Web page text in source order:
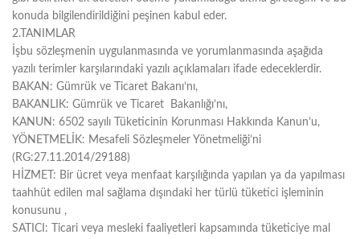
Pestiller
Kozmetik
Gordion
Çikolata
Sargılı
Çikolatalar
Special
Çikolatalar
konuda bilgilendirildiğini peşinen kabul eder.
2.TANIMLAR
İşbu sözleşmenin uygulanmasında ve yorumlanmasında aşağıda
yazılı terimler karşılarındaki yazılı açıklamaları ifade edeceklerdir.
BAKAN : Gümrük ve Ticaret Bakanı’nı,
BAKANLIK: Gümrük ve Ticaret Bakanlığı’nı,
KANUN : 6502 sayılı Tüketicinin Korunması Hakkında Kanun’u,
YÖNETMELİK: Mesafeli Sözleşmeler Yönetmeliği’ni
(RG:27.11.2014/29188)
HİZMET : Bir ücret veya menfaat karşılığında yapılan ya da yapılması
taahhüt edilen mal sağlama dışındaki her türlü tüketici işleminin
konusunu ,
SATICI : Ticari veya mesleki faaliyetleri kapsamında tüketiciye mal